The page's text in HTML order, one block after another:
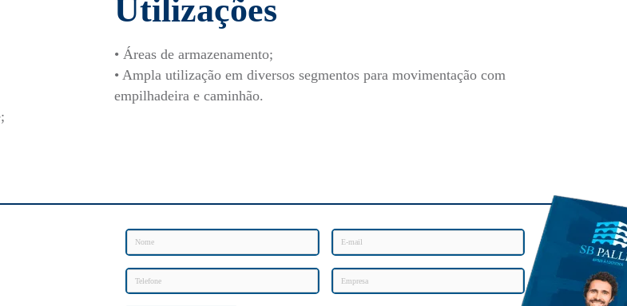
Utilizações
• Áreas de armazenamento;
• Ampla utilização em diversos segmentos para movimentação com
empilhadeira e caminhão.